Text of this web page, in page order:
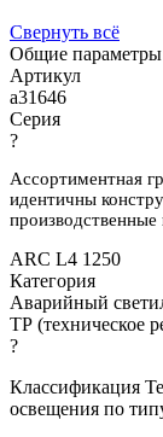
Свернуть всё
Общие параметры
Артикул
a31646
Серия
?
Ассортиментная
идентичны
ARC L4 1250
Категория
Аварийный
ТР (техническое
?
Классификация
освещения по